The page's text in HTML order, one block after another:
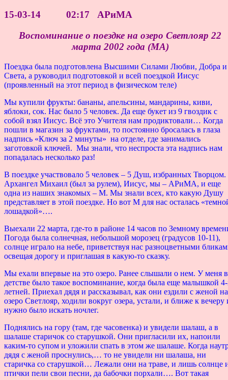
15-03-14 02:17 АРиМА
Воспоминание о поездке на озеро Светлояр 22
марта 2002 года (МА)
Поездка была подготовлена Высшими Силами Любви, Добра и
Света, а руководил подготовкой и всей поездкой Иисус
(проявленный на этот период в физическом теле)
Мы купили фрукты: бананы, апельсины, мандарины, киви,
яблоки, сок. Нас было 5 человек. Да еще букет из 9 гвоздик с
собой взял Иисус. Всё это Учителя нам продиктовали… Когда
пошли в магазин за фруктами, то постоянно бросалась в глаза
надпись «Ключ за 2 минуты» на отделе, где занимались
заготовкой ключей. Мы знали, что неспроста эта надпись нам
попадалась несколько раз!
В поездке участвовало 5 человек – 5 Душ, избранных Творцом.
Архангел Михаил (был за рулем), Иисус, мы – АРиМА, и еще
одна из наших знакомых – М. Мы знали всех, кто какую Душу
представляет в этой поездке. Но вот М для нас осталась
лошадкой»….
Выехали 22 марта, где-то в районе 14 часов по Земному
Погода была солнечная, небольшой морозец (градусов 10-11),
солнце играло на небе, приветствуя нас разноцветными
освещая дорогу и приглашая в какую-то сказку.
Мы ехали впервые на это озеро. Ранее слышали о нем. У меня в
детстве было такое воспоминание, когда была еще малышкой
летней. Приехал дядя и рассказывал, как они ездили с женой на
озеро Светлояр, ходили вокруг озера, устали, и ближе к вечеру
нужно было искать ночлег.
Поднялись на гору (там, где часовенка) и увидели шалаш, а в
шалаше старичок со старушкой. Они пригласили их, напоили
каким-то супом и уложили спать в этом же шалаше. Когда
дядя с женой проснулись,… то не увидели ни шалаша, ни
старичка со старушкой… Лежали они на траве, и лишь солнце
птички пели свои песни, да бабочки порхали…. Вот такая